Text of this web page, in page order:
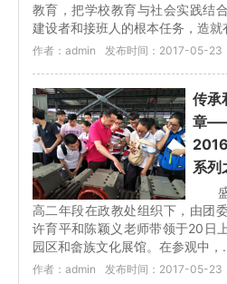
教育，把学校教育与社会实践结
建设者和接班人的根本任务，造
作者：admin 发布时间：2017-05-23
传承
章
系列
高二年段在政教处组织下，由团
许育平和陈颖义老师带领于20日
园区和畲族文化展馆。在参观中
作者：admin 发布时间：2017-05-23